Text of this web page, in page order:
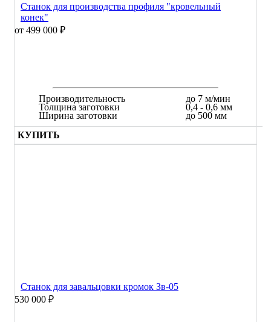
Станок для производства профиля "кровельный
конек"
от 499 000 ₽
Производительность
Толщина заготовки
Ширина заготовки
до 7 м/мин
0,4 - 0,6 мм
до 500 мм
КУПИТЬ
Станок для завальцовки кромок Зв-05
530 000 ₽